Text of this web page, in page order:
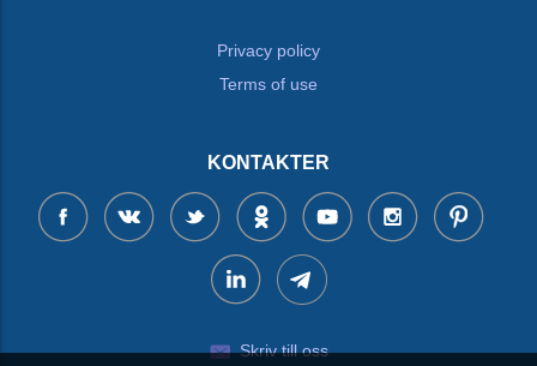
Privacy policy
Terms of use
KONTAKTER
Skriv till oss